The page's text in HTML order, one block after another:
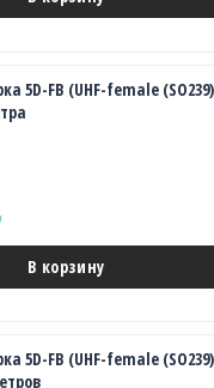
5D-FB (UHF-female
В корзину
5D-FB (UHF-female